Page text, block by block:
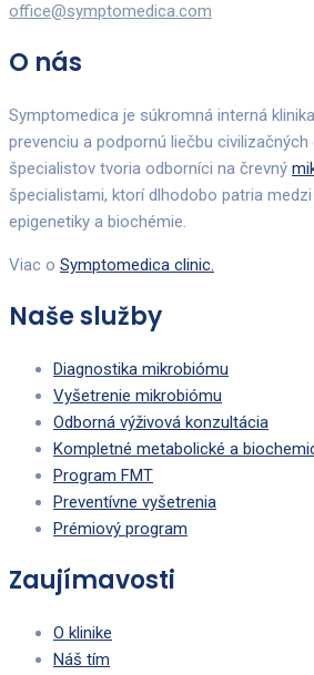
office@symptomedica.com
O nás
Symptomedica je súkromná interná
prevenciu a podpornú liečbu
špecialistov tvoria odborníci na črevný
špecialistami, ktorí dlhodobo patria
epigenetiky a biochémie.
Viac o Symptomedica clinic.
Naše služby
Diagnostika mikrobiómu
Vyšetrenie mikrobiómu
Odborná výživová konzultácia
Kompletné metabolické a
Program FMT
Preventívne vyšetrenia
Prémiový program
Zaujímavosti
O klinike
Náš tím